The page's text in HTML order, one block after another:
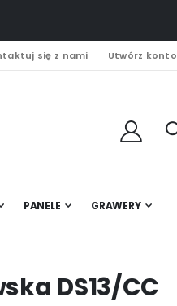
się z nami Utwórz konto
PANELE GRAWERY
DS13/CC